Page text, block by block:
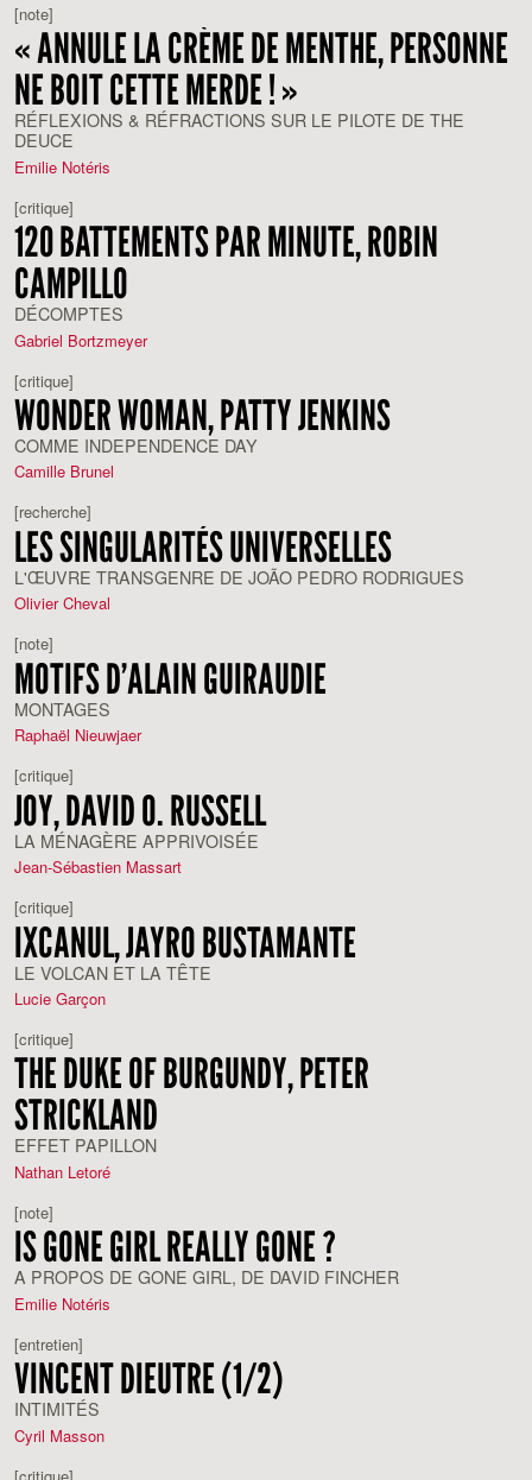
[note]
« ANNULE LA CRÈME DE MENTHE, PERSONNE
NE BOIT CETTE MERDE ! »
RÉFLEXIONS & RÉFRACTIONS SUR LE PILOTE DE THE
DEUCE
Emilie Notéris
[critique]
120 BATTEMENTS PAR MINUTE, ROBIN
CAMPILLO
DÉCOMPTES
Gabriel Bortzmeyer
[critique]
WONDER WOMAN, PATTY JENKINS
COMME INDEPENDENCE DAY
Camille Brunel
[recherche]
LES SINGULARITÉS UNIVERSELLES
L'ŒUVRE TRANSGENRE DE JOÃO PEDRO RODRIGUES
Olivier Cheval
[note]
MOTIFS D’ALAIN GUIRAUDIE
MONTAGES
Raphaël Nieuwjaer
[critique]
JOY, DAVID O. RUSSELL
LA MÉNAGÈRE APPRIVOISÉE
Jean-Sébastien Massart
[critique]
IXCANUL, JAYRO BUSTAMANTE
LE VOLCAN ET LA TÊTE
Lucie Garçon
[critique]
THE DUKE OF BURGUNDY, PETER
STRICKLAND
EFFET PAPILLON
Nathan Letoré
[note]
IS GONE GIRL REALLY GONE ?
A PROPOS DE GONE GIRL, DE DAVID FINCHER
Emilie Notéris
[entretien]
VINCENT DIEUTRE (1/2)
INTIMITÉS
Cyril Masson
[critique]